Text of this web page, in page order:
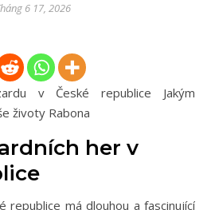
6 17, 2026
životy Rabona
her v
republice má dlouhou a fascinující